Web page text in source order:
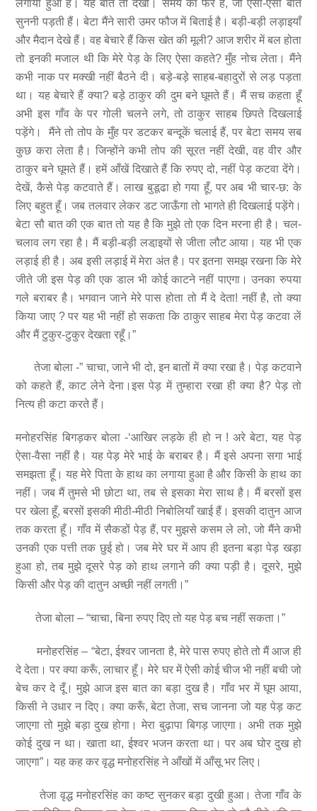
लगाया हुआ है। यह बात तो देखो। समय का फेर है, जो ऐसी-ऐसी बातें
सुननी पड़ती हैं। बेटा मैंने सारी उमर फौज में बिताई है। बड़ी-बड़ी लड़ाइयाँ
और मैदान देखे हैं। वह बेचारे हैं किस खेत की मूली? आज शरीर में बल होता
तो इनकी मजाल थी कि मेरे पेड़ के लिए ऐसा कहते? मुँह नोच लेता। मैंने
कभी नाक पर मक्खी नहीं बैठने दी। बड़े-बड़े साहब-बहादुरों से लड़ पड़ता
था। यह बेचारे हैं क्या? बड़े ठाकुर की दुम बने घूमते हैं। मैं सच कहता हूँ
अभी इस गाँव के पर गोली चलने लगे, तो ठाकुर साहब छिपते दिखलाई
पड़ेंगे। मैंने तो तोप के मुँह पर डटकर बन्दूकें चलाई हैं, पर बेटा समय सब
कुछ करा लेता है। जिन्होंने कभी तोप की सूरत नहीं देखी, वह वीर और
ठाकुर बने घूमते हैं। हमें आँखें दिखाते हैं कि रुपए दो, नहीं पेड़ कटवा देंगे।
देखें, कैसे पेड़ कटवाते हैं। लाख बुडूढा हो गया हूँ, पर अब भी चार-छ: के
लिए बहुत हूँ। जब तलवार लेकर डट जाऊँगा तो भागते ही दिखलाई पड़ेंगे।
बेटा सौ बात की एक बात तो यह है कि मुझे तो एक दिन मरना ही है। चल-
चलाव लग रहा है। मैं बड़ी-बड़ी लडा़इयों से जीता लौट आया। यह भी एक
लड़ाई ही है। अब इसी लड़ाई में मेरा अंत है। पर इतना समझ रखना कि मेरे
जीते जी इस पेड़ की एक डाल भी कोई काटने नहीं पाएगा। उनका रुपया
गले बराबर है। भगवान जाने मेरे पास होता तो मैं दे देता! नहीं है, तो क्या
किया जाए ? पर यह भी नहीं हो सकता कि ठाकुर साहब मेरा पेड़ कटवा लें
और मैं टुकुर-टुकुर देखता रहूँ।”
तेजा बोला -” चाचा, जाने भी दो, इन बातों में क्या रखा है। पेड़ कटवाने
को कहते हैं, काट लेने देना।इस पेड़ में तुम्हारा रखा ही क्या है? पेड़ तो
नित्य ही कटा करते हैं।
मनोहरसिंह बिगड़कर बोला -‘आखिर लड़के ही हो न ! अरे बेटा, यह पेड़
ऐसा-वैसा नहीं है। यह पेड़ मेरे भाई के बराबर है। मैं इसे अपना सगा भाई
समझता हूँ। यह मेरे पिता के हाथ का लगाया हुआ है और किसी के हाथ का
नहीं। जब मैं तुमसे भी छोटा था, तब से इसका मेरा साथ है। मैं बरसों इस
पर खेला हूँ, बरसों इसकी मीठी-मीठी निबोलियाँ खाई हैं। इसकी दातुन आज
तक करता हूँ। गाँव में सैकडों पेड़ हैं, पर मुझसे कसम ले लो, जो मैंने कभी
उनकी एक पत्ती तक छुई हो। जब मेरे घर में आप ही इतना बड़ा पेड़ खड़ा
हुआ हो, तब मुझे दूसरे पेड़ को हाथ लगाने की क्या पड़ी है। दूसरे, मुझे
किसी और पेड़ की दातुन अच्छी नहीं लगती।”
तेजा बोला – “चाचा, बिना रुपए दिए तो यह पेड़ बच नहीं सकता।”
मनोहरसिंह – “बेटा, ईश्वर जानता है, मेरे पास रुपए होते तो मैं आज ही
दे देता। पर क्या करूँ, लाचार हूँ। मेरे घर में ऐसी कोई चीज भी नहीं बची जो
बेच कर दे दूँ। मुझे आज इस बात का बड़ा दुख है। गाँव भर में घूम आया,
किसी ने उधार न दिए। क्या करूँ, बेटा तेजा, सच जानना जो यह पेड़ कट
जाएगा तो मुझे बड़ा दुख होगा। मेरा बुढ़ापा बिगड़ जाएगा। अभी तक मुझे
कोई दुख न था। खाता था, ईश्वर भजन करता था। पर अब घोर दुख हो
जाएगा”। यह कह कर वृद्ध मनोहरसिंह ने आँखों में आँसू भर लिए।
तेजा वृद्ध मनोहरसिंह का कष्ट सुनकर बड़ा दुखी हुआ। तेजा गाँव के